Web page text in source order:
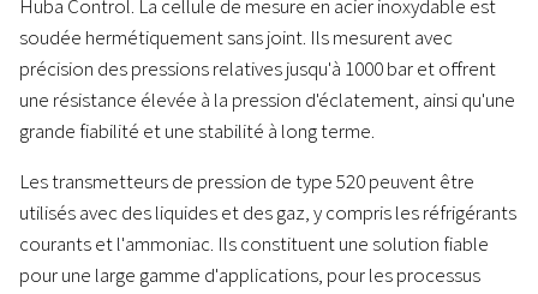
Huba Control. La cellule de mesure en acier inoxydable est
soudée hermétiquement sans joint. Ils mesurent avec
précision des pressions relatives jusqu'à 1000 bar et offrent
une résistance élevée à la pression d'éclatement, ainsi qu'une
grande fiabilité et une stabilité à long terme.
Les transmetteurs de pression de type 520 peuvent être
utilisés avec des liquides et des gaz, y compris les réfrigérants
courants et l'ammoniac. Ils constituent une solution fiable
pour une large gamme d'applications, pour les processus